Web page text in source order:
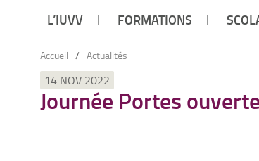
L’IUVV FORMATIONS
Accueil / Actualités
14 NOV 2022
Journée Portes